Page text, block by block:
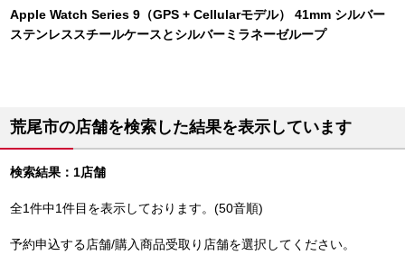
Apple Watch Series 9（GPS + Cellularモデル） 41mm シルバー
ステンレススチールケースとシルバーミラネーゼループ
荒尾市の店舗を検索した結果を表示しています
検索結果：1店舗
全1件中1件目を表示しております。(50音順)
予約申込する店舗/購入商品受取り店舗を選択してください。